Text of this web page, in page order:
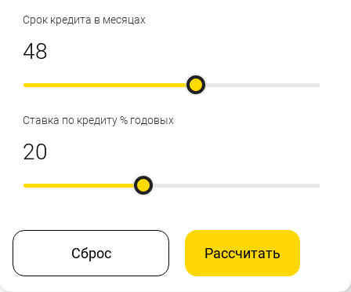
Срок кредита в месяцах
Ставка по кредиту % годовых
Сброс Рассчитать